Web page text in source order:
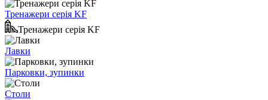
Тренажери серія KF
Тренажери серія KF
Лавки
Парковки, зупинки
Столи